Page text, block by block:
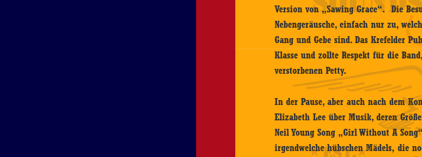
Version von „Sawing Grace“. Die
Nebengeräusche, einfach nur zu,
Gang und Gebe sind. Das Krefelder
Klasse und zollte Respekt für die
verstorbenen Petty.
In der Pause, aber auch nach dem
Elizabeth Lee über Musik, deren
Neil Young Song „Girl Without A
irgendwelche hübschen Mädels, die